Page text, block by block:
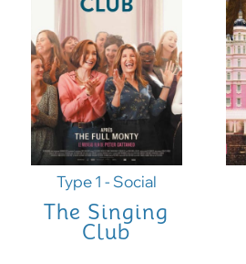
Type 1 - Social
The Singing
Club